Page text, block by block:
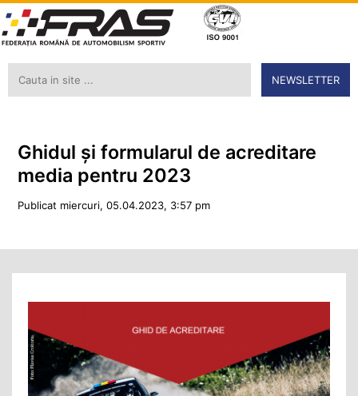
NEWSLETTER
Ghidul și formularul de acreditare
media pentru 2023
Publicat miercuri, 05.04.2023, 3:57 pm